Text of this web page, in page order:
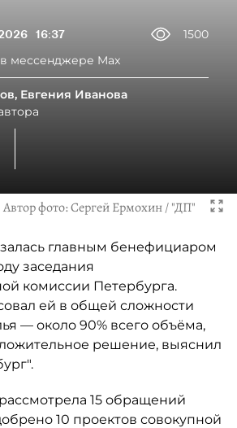
16:37
1500
мессенджере Max
Евгения Иванова
Автор фото:Сергей Ермохин / "ДП"
главным бенефициаром
заседания
комиссии Петербурга.
ей в общей сложности
— около 90% всего объёма,
решение, выяснил
15 обращений
10 проектов совокупной